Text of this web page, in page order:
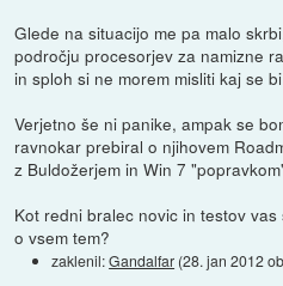
Glede na situacijo me pa malo
področju procesorjev za namizne
in sploh si ne morem misliti kaj se
Verjetno še ni panike, ampak se
ravnokar prebiral o njihovem
z Buldožerjem in Win 7
Kot redni bralec novic in testov
o vsem tem?
zaklenil:Gandalfar (28. jan 2012